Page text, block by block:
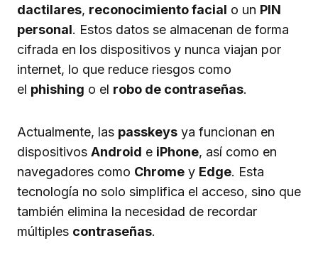
dactilares, reconocimiento facial o un PIN
personal. Estos datos se almacenan de forma
cifrada en los dispositivos y nunca viajan por
internet, lo que reduce riesgos como
el phishing o el robo de contraseñas.
Actualmente, las passkeys ya funcionan en
dispositivos Android e iPhone, así como en
navegadores como Chrome y Edge. Esta
tecnología no solo simplifica el acceso, sino que
también elimina la necesidad de recordar
múltiples contraseñas.